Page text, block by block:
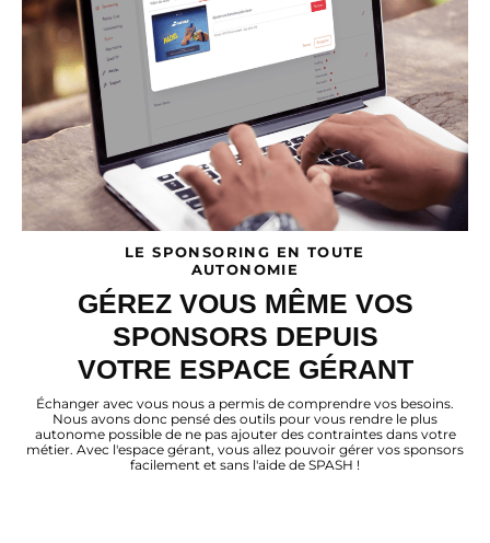
LE SPONSORING EN TOUTE
AUTONOMIE
GÉREZ VOUS MÊME VOS
SPONSORS DEPUIS
VOTRE ESPACE GÉRANT
Échanger avec vous nous a permis de comprendre vos besoins.
Nous avons donc pensé des outils pour vous rendre le plus
autonome possible de ne pas ajouter des contraintes dans votre
métier. Avec l'espace gérant, vous allez pouvoir gérer vos sponsors
facilement et sans l'aide de SPASH !